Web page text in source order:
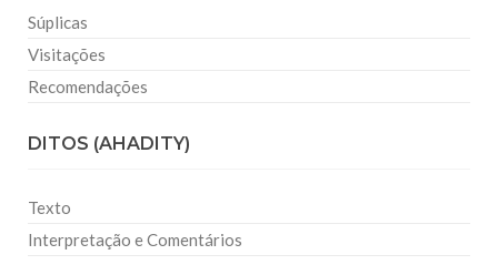
Súplicas
Visitações
Recomendações
DITOS (AHADITY)
Texto
Interpretação e Comentários